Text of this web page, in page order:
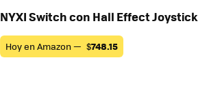
NYXI Switch con Hall Effect Joystick
Hoy en Amazon — $748.15